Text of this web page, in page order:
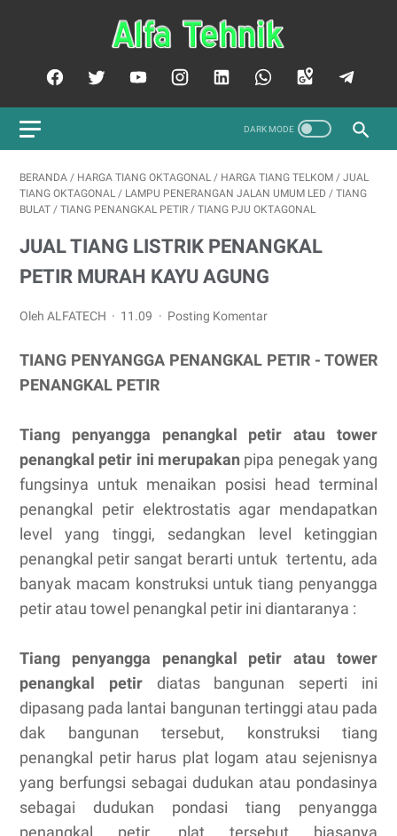
BERANDA / HARGA TIANG OKTAGONAL / HARGA TIANG TELKOM / JUAL
TIANG OKTAGONAL / LAMPU PENERANGAN JALAN UMUM LED / TIANG
BULAT / TIANG PENANGKAL PETIR / TIANG PJU OKTAGONAL
JUAL TIANG LISTRIK PENANGKAL
PETIR MURAH KAYU AGUNG
Oleh ALFATECH 11.09 Posting Komentar
TIANG PENYANGGA PENANGKAL PETIR - TOWER
PENANGKAL PETIR
Tiang penyangga penangkal petir atau tower
penangkal petir ini merupakan pipa penegak yang
fungsinya untuk menaikan posisi head terminal
penangkal petir elektrostatis agar mendapatkan
level yang tinggi, sedangkan level ketinggian
penangkal petir sangat berarti untuk tertentu, ada
banyak macam konstruksi untuk tiang penyangga
petir atau towel penangkal petir ini diantaranya :
Tiang penyangga penangkal petir atau tower
penangkal petir diatas bangunan seperti ini
dipasang pada lantai bangunan tertinggi atau pada
dak bangunan tersebut, konstruksi tiang
penangkal petir harus plat logam atau sejenisnya
yang berfungsi sebagai dudukan atau pondasinya
sebagai dudukan pondasi tiang penyangga
penangkal petir, plat tersebut biasanya